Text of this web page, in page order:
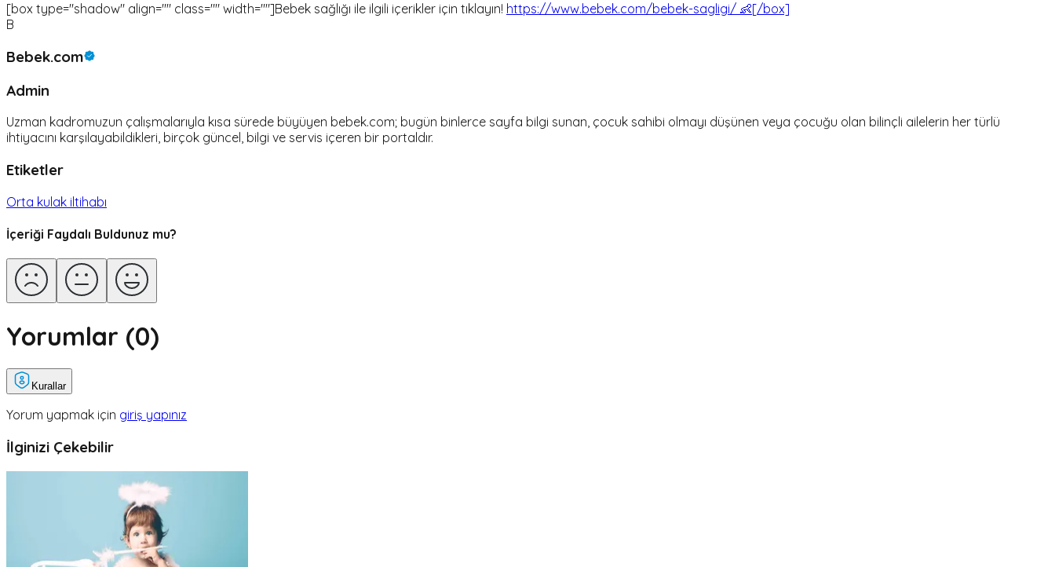
[box type="shadow" align="" class="" width=""]Bebek sağlığı ile ilgili içerikler için tıklayın! https://www.bebek.com/bebek-sagligi/ 👶[/box]
B
Bebek.com
Admin
Uzman kadromuzun çalışmalarıyla kısa sürede büyüyen bebek.com; bugün binlerce sayfa bilgi sunan, çocuk sahibi olmayı düşünen veya çocuğu olan bilinçli ailelerin her türlü
ihtiyacını karşılayabildikleri, birçok güncel, bilgi ve servis içeren bir portaldır.
Etiketler
Orta kulak iltihabı
İçeriği Faydalı Buldunuz mu?
Yorumlar (0)
Kurallar
Yorum yapmak için giriş yapınız
İlginizi Çekebilir